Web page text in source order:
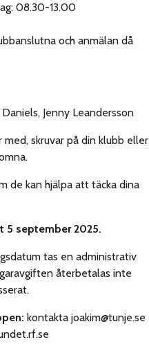
08.30-13.00
och anmälan då
Daniels, Jenny Leandersson
med, skruvar på din klubb eller
de kan hjälpa att täcka dina
5 september 2025.
tas en administrativ
återbetalas inte
kontakta joakim@tunje.se